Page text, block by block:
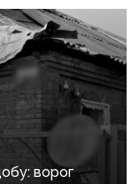
ворог